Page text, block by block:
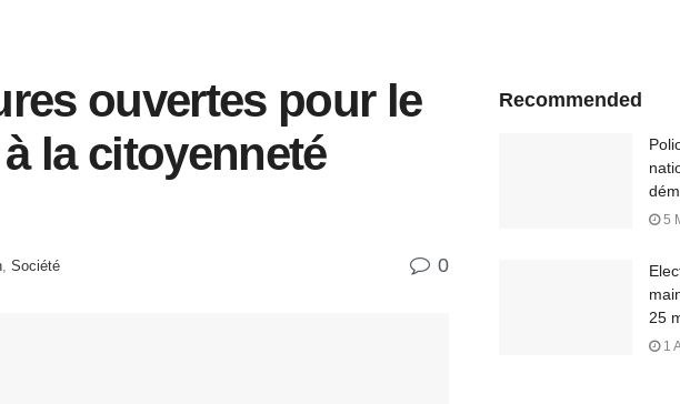
ouvertes pour le
la citoyenneté
Société 0
Recommended
5
25
1